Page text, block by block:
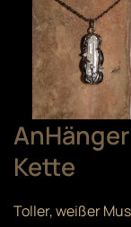
Kette
Toller, weißer